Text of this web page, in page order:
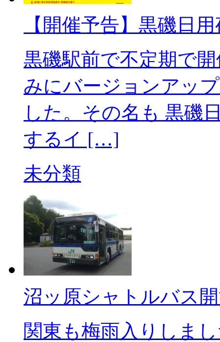
【開催予告】黒磯日
黒磯駅前で不定期で
みにバージョンアッ
した。その名も 黒磯
するイ […]
未分類
沼ッ原シャトルバス
関東も梅雨入りしま